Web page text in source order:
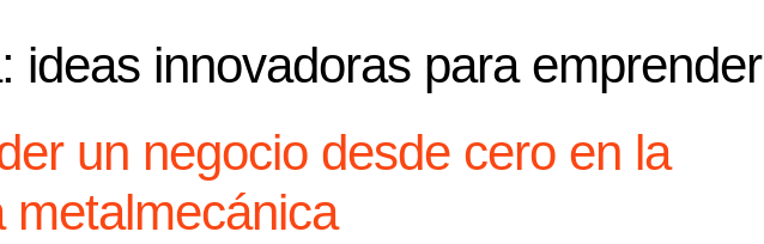
ideas innovadoras para emprender
un negocio desde cero en la
metalmecánica